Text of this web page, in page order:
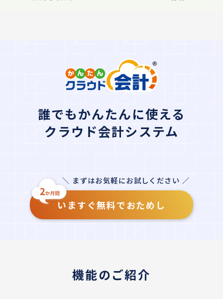
誰でもかんたんに使える
クラウド会計システム
＼ まずはお気軽にお試しください ／
いますぐ無料でおためし
機能のご紹介